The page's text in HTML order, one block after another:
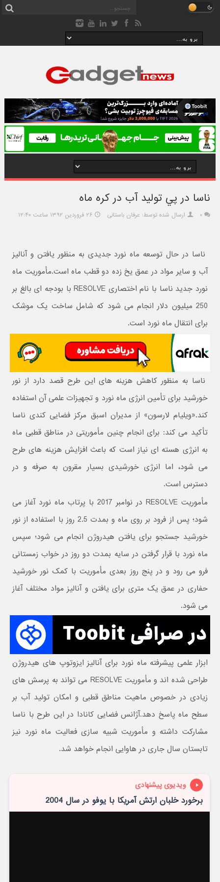
ناسا در پي توليد آب در کره ماه
۰ ارسال شده توسط: عرفان باستانی ۲۶ فروردین ۱۳۹۲ ساعت ۱۲:۴۰
ناسا در حال توسعه ماه نورد جدیدی به منظور یافتن و آنالیز
آب و سایر مواد در عمق یخ زده دو قطب ماه است.مأموریت ماه
نورد جدید ناسا با نام اختصاری RESOLVE با بودجه ای بالغ بر
250 میلیون دلار انجام می شود که شامل ساخت یک موشک
برای انتقال ماه نورد است.
ناسا به منظور کاهش هزینه های این طرح قصد دارد از نور
خورشید برای تأمین انرژی ماه نورد و تجهیزات علمی آن استفاده
کند.«ویلیام لارسون» از مدیران اسبق مرکز فضایی کندی ناسا
تأکید می کند: برای انجام چنین مأموریتی در مناطق قطبی ماه
به انرژی هسته ای نیاز است که باعث افزایش هزینه های طرح
می شود، اما انرژی خورشیدی بسیار مقرون به صرفه و در
دسترس است.
مأموریت ‌RESOLVE در نوامبر 2017 با پرتاب ماه نورد آغاز می
شود؛ پس از فرود بر روی ماه و بمدت 2.5 روز با استفاده از نور
خورشید جستجو برای یافتن هیدروژن انجام می شود؛ سپس
ماه نورد با قرار گرفتن در سایه بمدت دو روز در خواب زمستانی
فرو می رود و در پنج روز بعدی مأموریت با کمک نور خورشید
حفاری در عمق یک متری برای یافتن و آنالیز مواد مختلف آغاز
می شود.
ابزار علمی پیشرفته ماه نورد برای آنالیز ایزوتوپ های هیدروژن
طراحی شده اند و مأموریت RESOLVE‌ می تواند به پرسش های
زیادی در خصوص ماهیت مناطق قطبی و امکان تولید آب بر
سطح ماه پاسخ دهد.آژانس فضایی کانادا در این طرح با ناسا
مشارکت داشته و مأموریت شبیه سازی فعالیت ماه نورد نیز
تابستان سال جاری در هاوایی انجام خواهد شد.
ویدیوی پیشنهادی
برخورد خلبان ارتش آمریکا با یوفو در سال 2004